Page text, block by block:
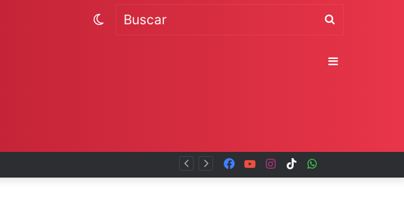
TikTok
Instagram
YouTube
Facebook
Switch